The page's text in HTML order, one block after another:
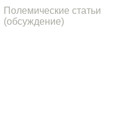
Полемические статьи
(обсуждение)